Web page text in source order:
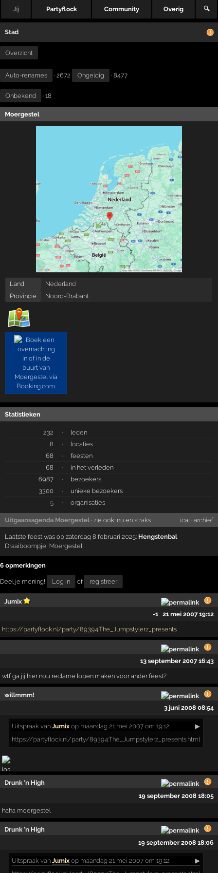
Jij Partyflock Community Overig 🔍
Stad
Overzicht
Auto-renames · 2672 Ongeldig · 8477
Onbekend · 18
Moergestel
Land
Nederland
Provincie
Noord-Brabant
Statistieken
232 ·
leden
8
·
locaties
68
·
feesten
68
·
in het verleden
6987
·
bezoekers
3300
·
unieke bezoekers
5
· organisaties
Uitgaansagenda Moergestel · zie ook: nu en straks ical· archief
Laatste feest was op zaterdag 8 februari 2025: Hengstenbal,
Draaiboompje, Moergestel
6 opmerkingen
Deel je mening! Log in of registreer
Jumix
-1
21 mei 2007 19:12
https://partyflock.nl/party/89394:The_Jumpstylerz_presents
13 september 2007 16:43
wtf ga jij hier nou reclame lopen maken voor ander feest?
willmmm!
3 juni 2008 08:54
Uitspraak vanJumix op maandag 21 mei 2007 om 19:12:
▶
https://partyflock.nl/party/89394:The_Jumpstylerz_p­resents.html
Drunk 'n High
19 september 2008 18:05
haha moergestel
Drunk 'n High
19 september 2008 18:06
Uitspraak vanJumix op maandag 21 mei 2007 om 19:12:
▶